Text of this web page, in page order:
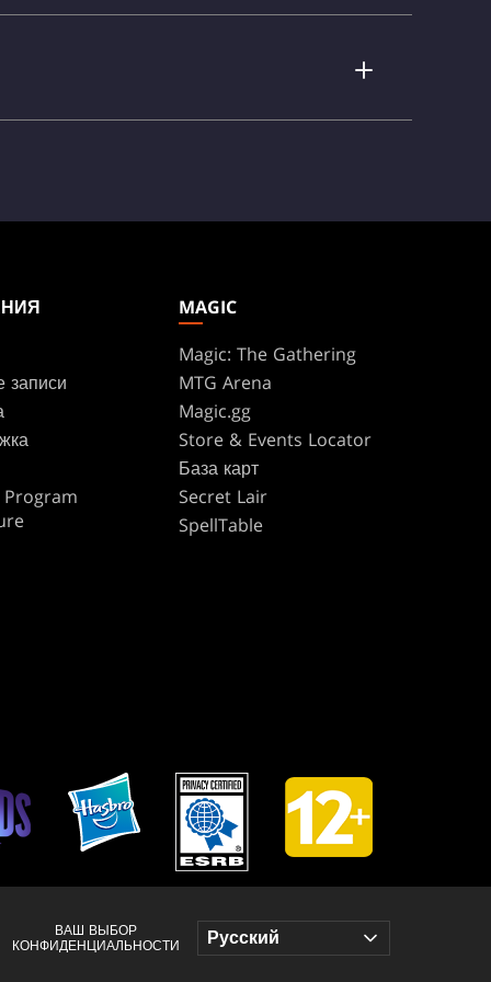
записи
MAGIC
Magic: The Gathering
MTG Arena
Magic.gg
Store & Events Locator
База карт
Secret Lair
SpellTable
ВАШ ВЫБОР
КОНФИДЕНЦИАЛЬНОСТИ